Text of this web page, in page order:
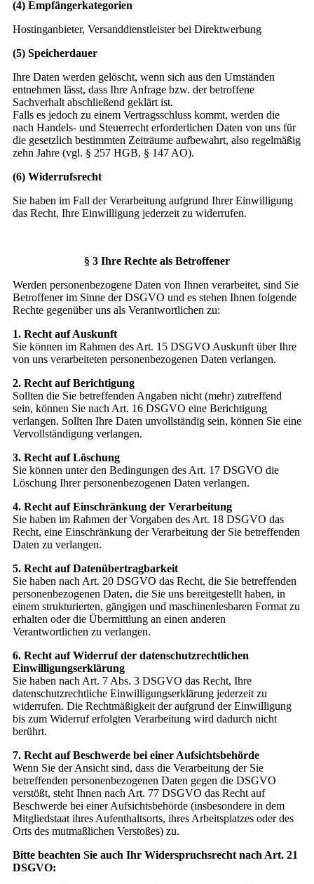
(4) Empfängerkategorien
Hostinganbieter, Versanddienstleister bei Direktwerbung
(5) Speicherdauer
Ihre Daten werden gelöscht, wenn sich aus den Umständen
entnehmen lässt, dass Ihre Anfrage bzw. der betroffene
Sachverhalt abschließend geklärt ist.
Falls es jedoch zu einem Vertragsschluss kommt, werden die
nach Handels- und Steuerrecht erforderlichen Daten von uns für
die gesetzlich bestimmten Zeiträume aufbewahrt, also regelmäßig
zehn Jahre (vgl. § 257 HGB, § 147 AO).
(6) Widerrufsrecht
Sie haben im Fall der Verarbeitung aufgrund Ihrer Einwilligung
das Recht, Ihre Einwilligung jederzeit zu widerrufen.
§ 3 Ihre Rechte als Betroffener
Werden personenbezogene Daten von Ihnen verarbeitet, sind Sie
Betroffener im Sinne der DSGVO und es stehen Ihnen folgende
Rechte gegenüber uns als Verantwortlichen zu:
1. Recht auf Auskunft
Sie können im Rahmen des Art. 15 DSGVO Auskunft über Ihre
von uns verarbeiteten personenbezogenen Daten verlangen.
2. Recht auf Berichtigung
Sollten die Sie betreffenden Angaben nicht (mehr) zutreffend
sein, können Sie nach Art. 16 DSGVO eine Berichtigung
verlangen. Sollten Ihre Daten unvollständig sein, können Sie eine
Vervollständigung verlangen.
3. Recht auf Löschung
Sie können unter den Bedingungen des Art. 17 DSGVO die
Löschung Ihrer personenbezogenen Daten verlangen.
4. Recht auf Einschränkung der Verarbeitung
Sie haben im Rahmen der Vorgaben des Art. 18 DSGVO das
Recht, eine Einschränkung der Verarbeitung der Sie betreffenden
Daten zu verlangen.
5. Recht auf Datenübertragbarkeit
Sie haben nach Art. 20 DSGVO das Recht, die Sie betreffenden
personenbezogenen Daten, die Sie uns bereitgestellt haben, in
einem strukturierten, gängigen und maschinenlesbaren Format zu
erhalten oder die Übermittlung an einen anderen
Verantwortlichen zu verlangen.
6. Recht auf Widerruf der datenschutzrechtlichen
Einwilligungserklärung
Sie haben nach Art. 7 Abs. 3 DSGVO das Recht, Ihre
datenschutzrechtliche Einwilligungserklärung jederzeit zu
widerrufen. Die Rechtmäßigkeit der aufgrund der Einwilligung
bis zum Widerruf erfolgten Verarbeitung wird dadurch nicht
berührt.
7. Recht auf Beschwerde bei einer Aufsichtsbehörde
Wenn Sie der Ansicht sind, dass die Verarbeitung der Sie
betreffenden personenbezogenen Daten gegen die DSGVO
verstößt, steht Ihnen nach Art. 77 DSGVO das Recht auf
Beschwerde bei einer Aufsichtsbehörde (insbesondere in dem
Mitgliedstaat ihres Aufenthaltsorts, ihres Arbeitsplatzes oder des
Orts des mutmaßlichen Verstoßes) zu.
Bitte beachten Sie auch Ihr Widerspruchsrecht nach Art. 21
DSGVO: